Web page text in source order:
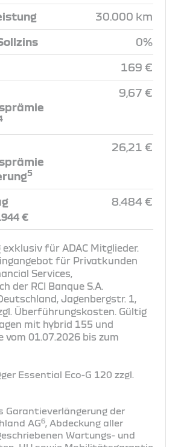
30.000 km
0%
169 €
9,67 €
5
26,21 €
€
8.484 €
für ADAC Mitglieder.
für Privatkunden
Services,
der RCI Banque S.A.
Jagenbergstr. 1,
Überführungskosten. Gültig
mit hybrid 155 und
vom 01.07.2026 bis zum
Essential Eco-G 120 zzgl.
Garantieverlängerung der
AG6
, Abdeckung aller
Wartungs- und